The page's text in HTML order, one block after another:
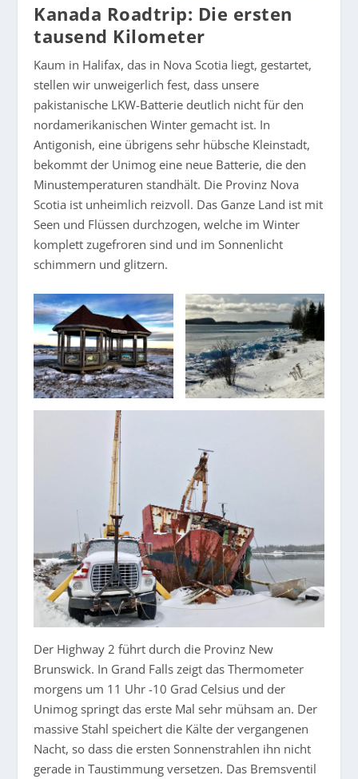
Kanada Roadtrip: Die ersten
tausend Kilometer
Kaum in Halifax, das in Nova Scotia liegt, gestartet,
stellen wir unweigerlich fest, dass unsere
pakistanische LKW-Batterie deutlich nicht für den
nordamerikanischen Winter gemacht ist. In
Antigonish, eine übrigens sehr hübsche Kleinstadt,
bekommt der Unimog eine neue Batterie, die den
Minustemperaturen standhält. Die Provinz Nova
Scotia ist unheimlich reizvoll. Das Ganze Land ist mit
Seen und Flüssen durchzogen, welche im Winter
komplett zugefroren sind und im Sonnenlicht
schimmern und glitzern.
Der Highway 2 führt durch die Provinz New
Brunswick. In Grand Falls zeigt das Thermometer
morgens um 11 Uhr -10 Grad Celsius und der
Unimog springt das erste Mal sehr mühsam an. Der
massive Stahl speichert die Kälte der vergangenen
Nacht, so dass die ersten Sonnenstrahlen ihn nicht
gerade in Taustimmung versetzen. Das Bremsventil